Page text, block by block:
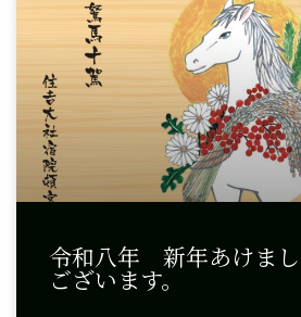
令和八年 新年あけまし
ございます。